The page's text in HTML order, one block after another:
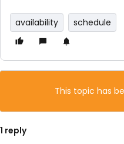
availability schedule
This topic has
1 reply